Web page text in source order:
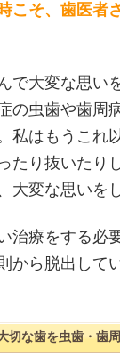
こそ、歯医者
で大変な思い
の虫歯や歯周
私はもうこれ
たり抜いたり
大変な思いを
治療をする必
から脱出して
切な歯を虫歯・歯